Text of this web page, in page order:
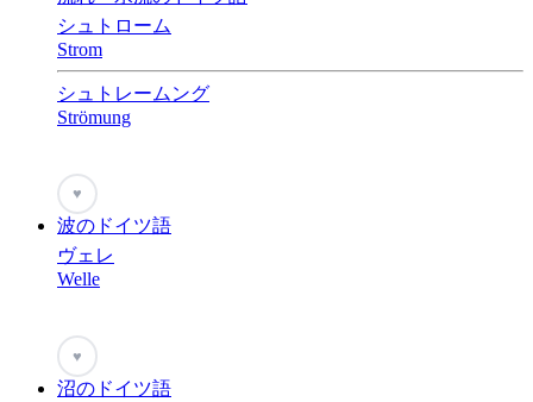
シュトローム
Strom
シュトレームング
Strömung
♥
波のドイツ語
ヴェレ
Welle
♥
沼のドイツ語